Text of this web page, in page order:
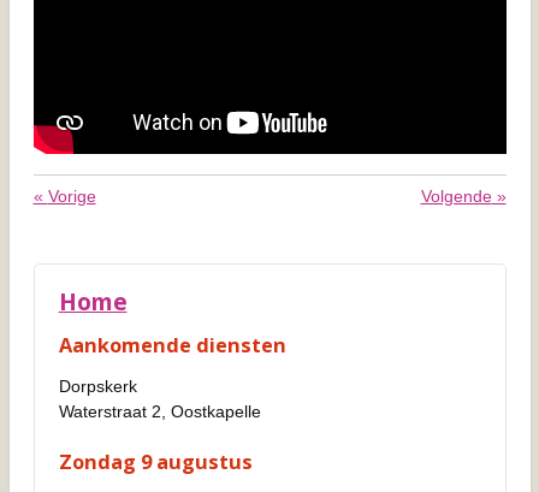
« Vorige Volgende»
Home
Aankomende diensten
Dorpskerk
Waterstraat 2, Oostkapelle
Zondag 9 augustus